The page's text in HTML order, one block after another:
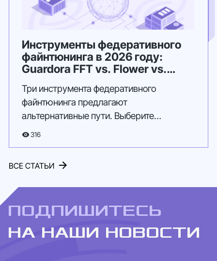
Инструменты федеративного
файнтюнинга в 2026 году:
Guardora FFT vs. Flower vs.
Три инструмента федеративного
файнтюнинга предлагают
альтернативные пути. Выберите
подходящий для решения вашей задачи.
316
ВСЕ СТАТЬИ
ПОДПИШИТЕСЬ
НА НАШИ НОВОСТИ